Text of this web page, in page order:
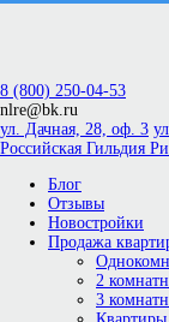
8 (800) 250-04-53
nlre@bk.ru
ул. Дачная, 28, оф. 3
Российская Гильдия
Блог
Отзывы
Новостройки
Продажа
2
3